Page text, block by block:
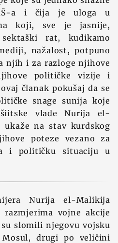
a i čija je uloga u
koji, sve je jasnije,
rat, kudikamo
nažalost, potpuno
njih i za razloge njihove
političke vizije i
članak pokušaj da se
snage sunija koje
vlade Nurija el-
na stav kurdskog
poteze vezano za
i političku situaciju u
Nurija el-Malikija
razmjerima vojne akcije
slomili njegovu vojsku
drugi po veličini